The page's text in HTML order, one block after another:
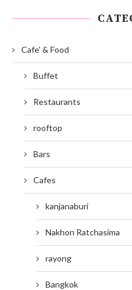
Cafe' & Food
Buffet
Restaurants
rooftop
Bars
Cafes
kanjanaburi
Nakhon Ratchasima
rayong
Bangkok